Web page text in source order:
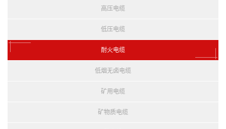
高压电缆
低压电缆
耐火电缆
低烟无卤电缆
矿用电缆
矿物质电缆